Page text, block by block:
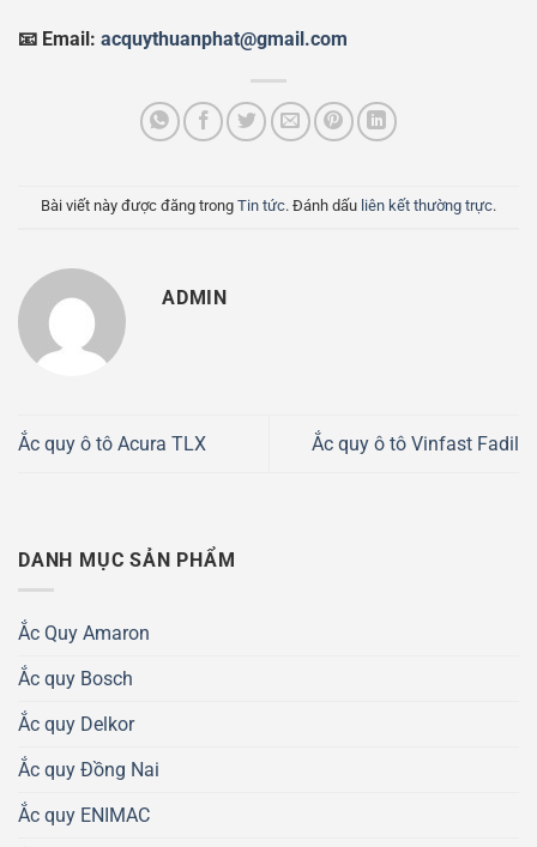
📧 Email: acquythuanphat@gmail.com
Bài viết này được đăng trong Tin tức. Đánh dấu liên kết thường trực.
ADMIN
Ắc quy ô tô Acura TLX Ắc quy ô tô Vinfast Fadil
DANH MỤC SẢN PHẨM
Ắc Quy Amaron
Ắc quy Bosch
Ắc quy Delkor
Ắc quy Đồng Nai
Ắc quy ENIMAC